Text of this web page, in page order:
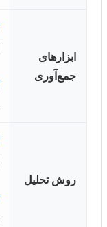
ابزارهای
جمع‌آوری
روش تحلیل